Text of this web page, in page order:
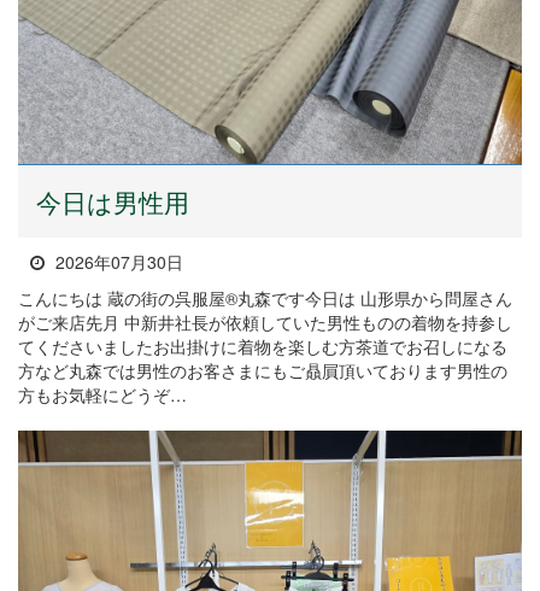
今日は男性用
2026年07月30日
こんにちは 蔵の街の呉服屋®丸森です今日は 山形県から問屋さん
がご来店先月 中新井社長が依頼していた男性ものの着物を持参し
てくださいましたお出掛けに着物を楽しむ方茶道でお召しになる
方など丸森では男性のお客さまにもご贔屓頂いております男性の
方もお気軽にどうぞ…